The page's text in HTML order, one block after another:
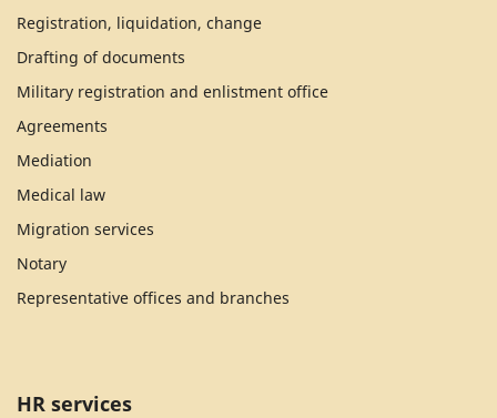
Registration, liquidation, change
Drafting of documents
Military registration and enlistment office
Agreements
Mediation
Medical law
Migration services
Notary
Representative offices and branches
HR services